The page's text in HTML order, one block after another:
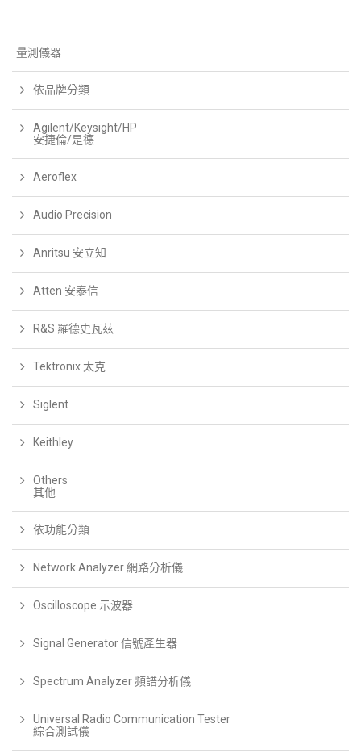
量測儀器
依品牌分類
Agilent/Keysight/HP
安捷倫/是德
Aeroflex
Audio Precision
Anritsu 安立知
Atten 安泰信
R&S 羅德史瓦茲
Tektronix 太克
Siglent
Keithley
Others
其他
依功能分類
Network Analyzer 網路分析儀
Oscilloscope 示波器
Signal Generator 信號產生器
Spectrum Analyzer 頻譜分析儀
Universal Radio Communication Tester
綜合測試儀